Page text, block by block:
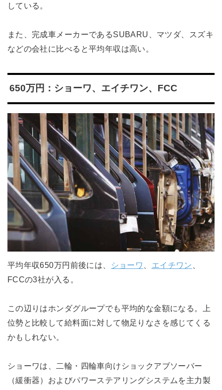
している。
また、完成車メーカーであるSUBARU、マツダ、スズキ
などの会社に比べると平均年収は高い。
650万円：ショーワ、エイチワン、FCC
平均年収650万円前後には、 ショーワ エイチワン
FCCの3社が入る。
この辺りはホンダグループでも平均的な金額になる。上
位勢と比較して給料面に対して物足りなさを感じてくる
かもしれない。
ショーワは、二輪・四輪車向けショックアブソーバー
（緩衝器）およびパワーステアリングシステムを主力製